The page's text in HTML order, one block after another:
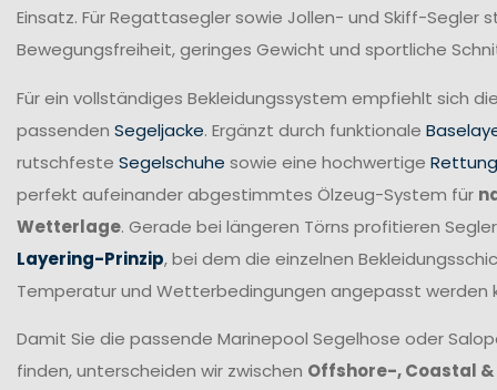
Einsatz. Für Regattasegler sowie Jollen- und Skiff-Segler
Bewegungsfreiheit, geringes Gewicht und sportliche
Für ein vollständiges Bekleidungssystem empfiehlt sich
passenden Segeljacke. Ergänzt durch funktionale
rutschfeste Segelschuhe sowie eine hochwertige
perfekt aufeinander abgestimmtes Ölzeug-System für
Wetterlage. Gerade bei längeren Törns profitieren
Layering-Prinzip, bei dem die einzelnen
Temperatur und Wetterbedingungen angepasst werden
Damit Sie die passende Marinepool Segelhose oder
finden, unterscheiden wir zwischen Offshore-, Coastal